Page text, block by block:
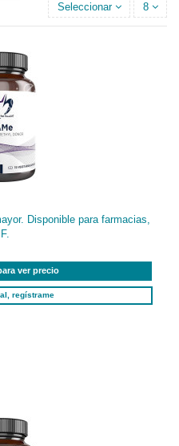
Seleccionar 8
Disponible para farmacias,
ver precio
regístrame